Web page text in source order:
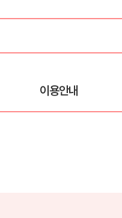
이용안내